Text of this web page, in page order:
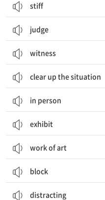
stiff
judge
witness
clear up the situation
in person
exhibit
work of art
block
distracting